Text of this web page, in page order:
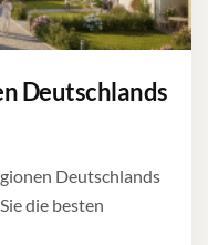
Deutschlands
Deutschlands
die besten